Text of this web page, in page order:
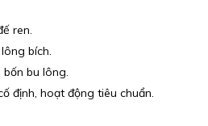
ren.
bích.
bu lông.
định, hoạt động tiêu chuẩn.